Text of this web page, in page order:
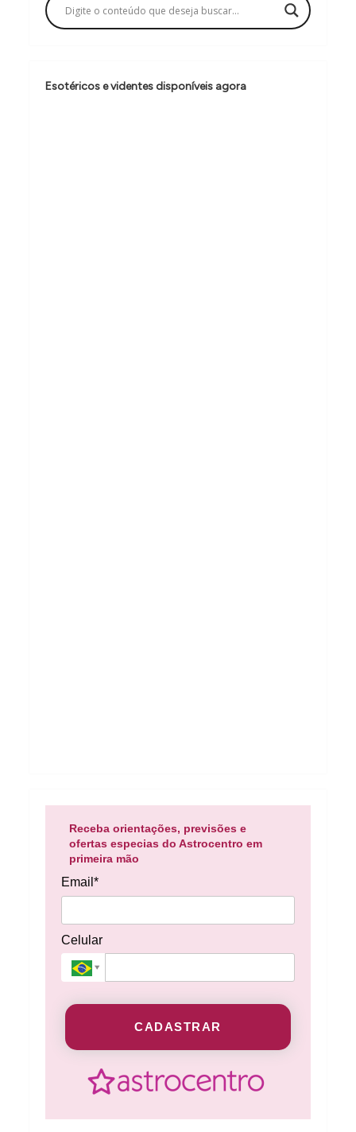
ã
o
e
Esotéricos e videntes disponíveis agora
Receba orientações, previsões e
ofertas especias do Astrocentro em
primeira mão
Email*
Celular
CADASTRAR